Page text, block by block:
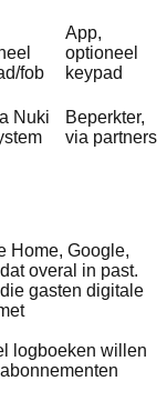
fob
App,
optioneel
keypad
Nuki
Beperkter,
via partners
Home, Google,
overal in past.
gasten digitale
logboeken willen